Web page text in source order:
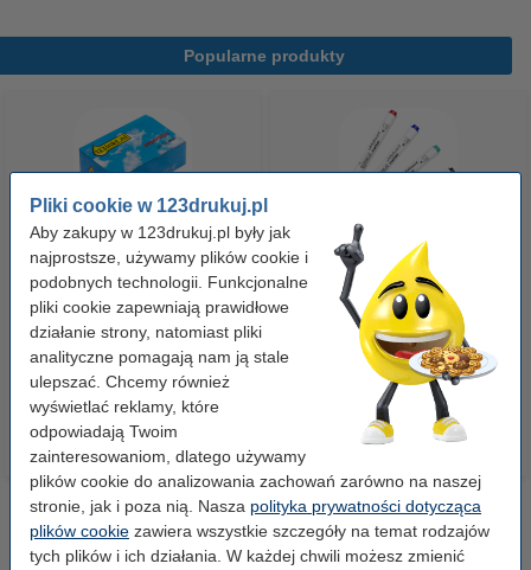
Pliki cookie w 123drukuj.pl
Aby zakupy w 123drukuj.pl były jak
najprostsze, używamy plików cookie i
podobnych technologii. Funkcjonalne
pliki cookie zapewniają prawidłowe
działanie strony, natomiast pliki
analityczne pomagają nam ją stale
ulepszać. Chcemy również
wyświetlać reklamy, które
odpowiadają Twoim
zainteresowaniom, dlatego używamy
plików cookie do analizowania zachowań zarówno na naszej
stronie, jak i poza nią. Nasza polityka prywatności dotycząca
plików cookie zawiera wszystkie szczegóły na temat rodzajów
tych plików i ich działania. W każdej chwili możesz zmienić
Popularne produkty
Spinacze biurowe 33 mm
okrągłe (100 sztuk), 123drukuj
2,90 zł z VAT
Zestaw 4x marker do tablic
suchościeralnych (okrągła
końcówka 2,5 mm) 123drukuj
19,90 zł z VAT